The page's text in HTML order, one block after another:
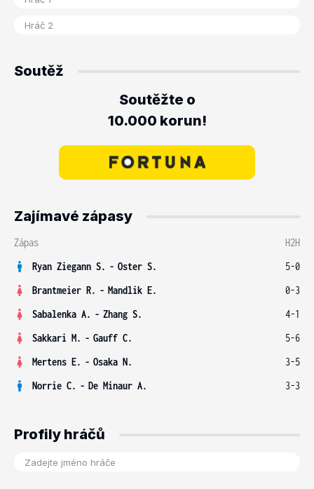
Soutěž
Soutěžte o
10.000 korun!
Zajímavé zápasy
Zápas
H2H
Ryan Ziegann S. - Oster S.
5-0
Brantmeier R. - Mandlik E.
0-3
Sabalenka A. - Zhang S.
4-1
Sakkari M. - Gauff C.
5-6
Mertens E. - Osaka N.
3-5
Norrie C. - De Minaur A. 3-3
Profily hráčů